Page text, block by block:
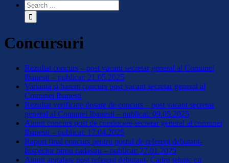
Concursuri
Rezultat concurs – post vacant secretar general al Comunei
Ibanesti – publicat: 21.05.2025
Varianta si barem concurs post vacant secretar general al
Comunei Ibanesti
Rezultat verificare dosare de concurs – post vacant secretar
general al Comunei Ibanesti – publicat: 09.05.2025
Anunt concurs post de conducere secretar general al comunei
Ibanesti – publicat: 17.04.2025
Raport final concurs pentru postul de referent debutant-
Inspector birou cadastru – publicat: 27.01.2025
Anunt angajare post referent debutant- Cadru tehnic cu